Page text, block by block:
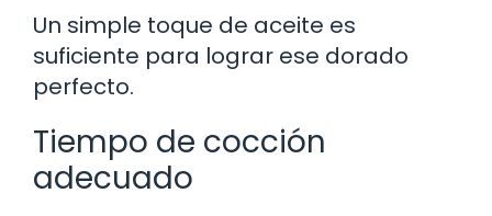
Un simple toque de aceite es
suficiente para lograr ese dorado
perfecto.
Tiempo de cocción
adecuado